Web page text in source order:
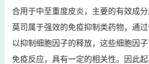
合用于中至重度皮炎，主要的有效成
莫司属于强效的免疫抑制类药物，通
以抑制细胞因子的释放，这些细胞因
免疫反应，具有一定的相关性。因此